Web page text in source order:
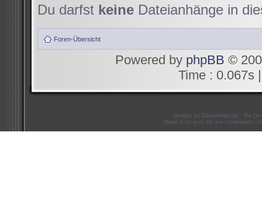
Du darfst keine Dateianhänge in
Foren-Übersicht
Powered by phpBB ©
Time : 0.067s
Design by Doublekey.de - Re-
Mario Kart and Wii are trademarks